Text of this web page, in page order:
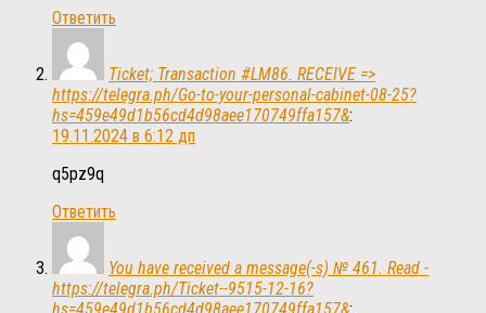
Ответить
Ticket; Transaction #LM86. RECEIVE =>
https://telegra.ph/Go-to-your-personal-cabinet-08-25?
hs=459e49d1b56cd4d98aee170749ffa157&:
19.11.2024 в 6:12 дп
q5pz9q
Ответить
You have received a message(-s) № 461. Read -
https://telegra.ph/Ticket--9515-12-16?
hs=459e49d1b56cd4d98aee170749ffa157&: